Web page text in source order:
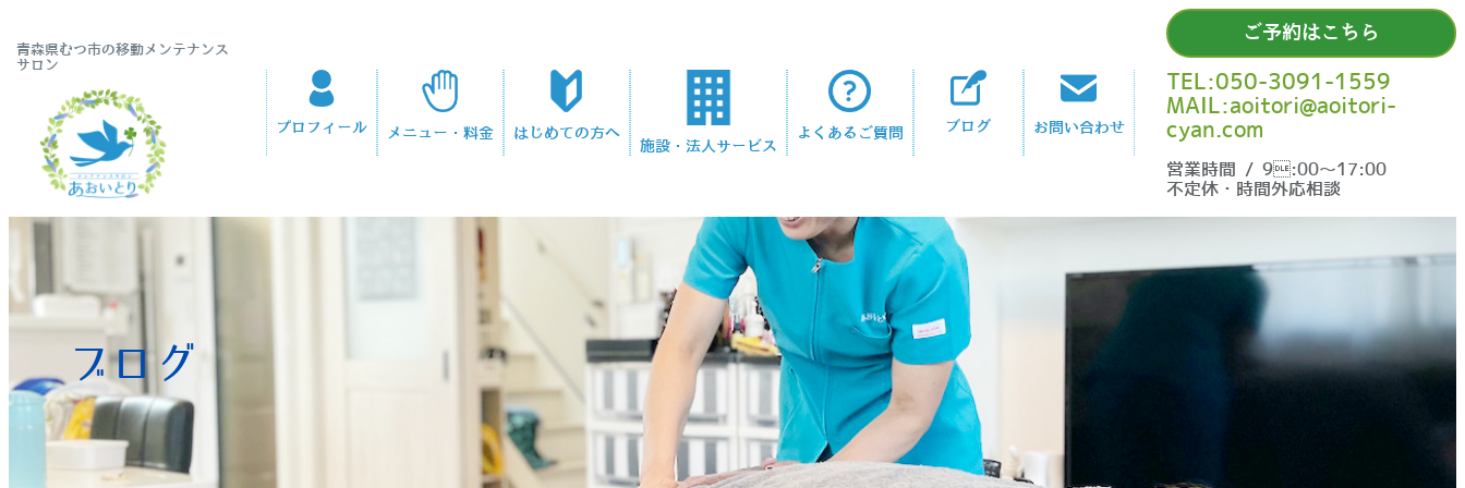
青森県むつ市の移動メンテナンス
サロン
プロフィール メニュー・料金 はじめての方へ
施設・法人サービス
よくあるご質問 ブログ お問い合わせ
ご予約はこちら
TEL:050-3091-1559
MAIL:aoitori@aoitori-
cyan.com
営業時間 / 9:00〜17:00
不定休・時間外応相談
ブログ